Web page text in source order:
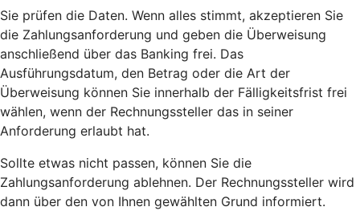
Sie prüfen die Daten. Wenn alles stimmt, akzeptieren Sie
die Zahlungsanforderung und geben die Überweisung
anschließend über das Banking frei. Das
Ausführungsdatum, den Betrag oder die Art der
Überweisung können Sie innerhalb der Fälligkeitsfrist frei
wählen, wenn der Rechnungssteller das in seiner
Anforderung erlaubt hat.
Sollte etwas nicht passen, können Sie die
Zahlungsanforderung ablehnen. Der Rechnungssteller wird
dann über den von Ihnen gewählten Grund informiert.